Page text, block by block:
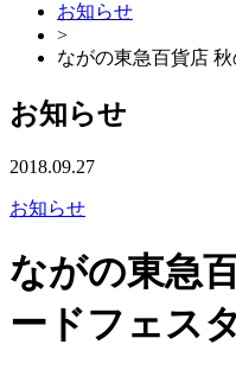
お知らせ
>
ながの東急百貨店
お知らせ
2018.09.27
お知らせ
ながの東急
ードフェス